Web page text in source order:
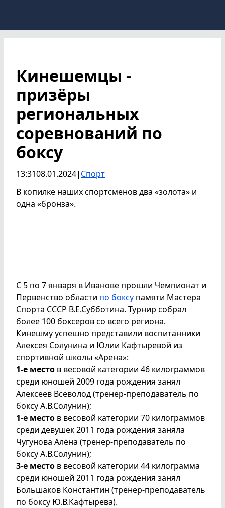
Кинешемцы -
призёры
региональных
соревнований по
боксу
13:3108.01.2024| Спорт
В копилке наших спортсменов два «золота» и
одна «бронза».
С 5 по 7 января в Иванове прошли Чемпионат и
Первенство области по боксу памяти Мастера
Спорта СССР В.Е.Субботина. Турнир собрал
более 100 боксеров со всего региона.
Кинешму успешно представили воспитанники
Алексея Солунина и Юлии Кафтыревой из
спортивной школы «Арена»:
1-е место в весовой категории 46 килограммов
среди юношей 2009 года рождения занял
Алексеев Всеволод (тренер-преподаватель по
боксу А.В.Солунин);
1-е место в весовой категории 70 килограммов
среди девушек 2011 года рождения заняла
Чугунова Алёна (тренер-преподаватель по
боксу А.В.Солунин);
3-е место в весовой категории 44 килограмма
среди юношей 2011 года рождения занял
Большаков Константин (тренер-преподаватель
по боксу Ю.В.Кафтырева).